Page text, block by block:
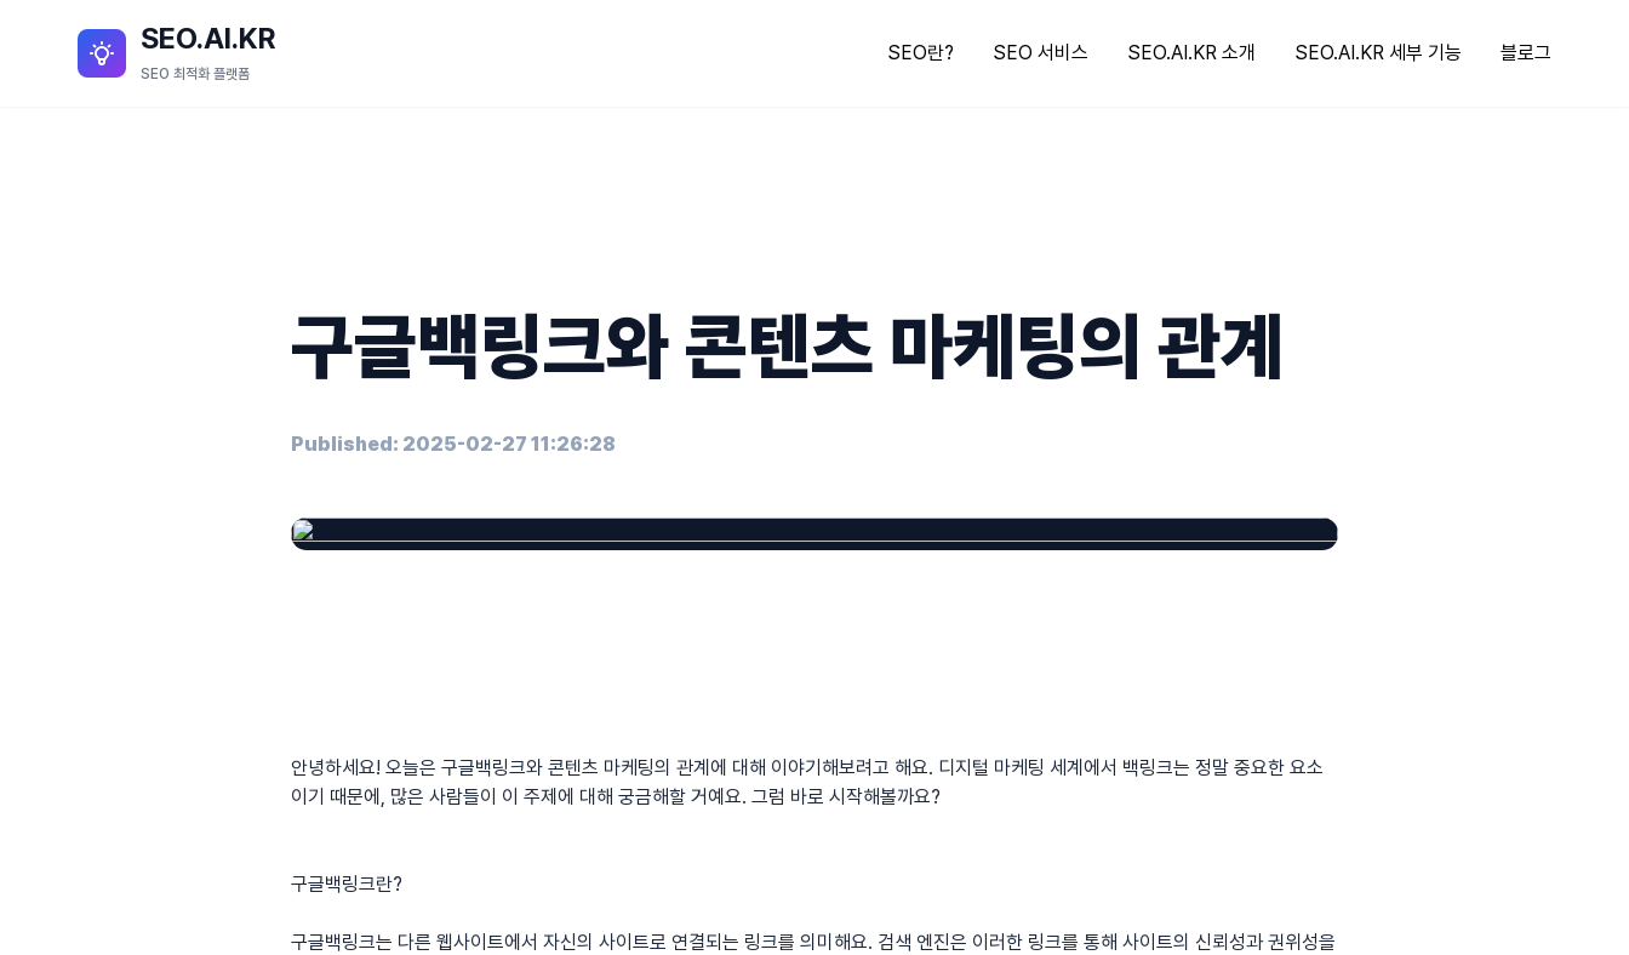
SEO.AI.KR
SEO 최적화 플랫폼
SEO란? SEO 서비스 SEO.AI.KR 소개 SEO.AI.KR 세부 기능 블로그
구글백링크와 콘텐츠 마케팅의 관계
Published: 2025-02-27 11:26:28
안녕하세요! 오늘은 구글백링크와 콘텐츠 마케팅의 관계에 대해 이야기해보려고 해요. 디지털 마케팅 세계에서 백링크는 정말 중요한 요소
이기 때문에, 많은 사람들이 이 주제에 대해 궁금해할 거예요. 그럼 바로 시작해볼까요?
구글백링크란?
구글백링크는 다른 웹사이트에서 자신의 사이트로 연결되는 링크를 의미해요. 검색 엔진은 이러한 링크를 통해 사이트의 신뢰성과 권위성을